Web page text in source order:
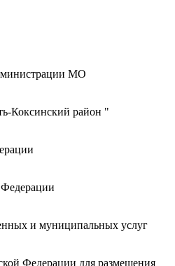
МО
Коксинский район "
и муниципальных услуг
Федерации для размещения